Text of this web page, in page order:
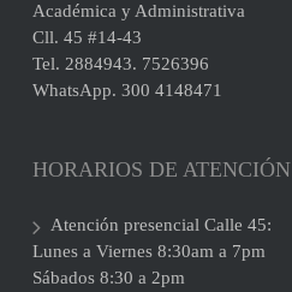
Académica y Administrativa
Cll. 45 #14-43
Tel. 2884943. 7526396
WhatsApp. 300 4148471
HORARIOS DE ATENCIÓN
Atención presencial Calle 45:
Lunes a Viernes 8:30am a 7pm
Sábados 8:30 a 2pm